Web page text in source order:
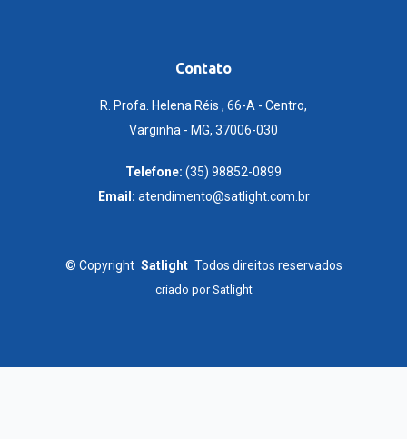
Contato
R. Profa. Helena Réis , 66-A - Centro,
Varginha - MG, 37006-030
Telefone: (35) 98852-0899
Email: atendimento@satlight.com.br
© Copyright Satlight Todos direitos reservados
criado porSatlight